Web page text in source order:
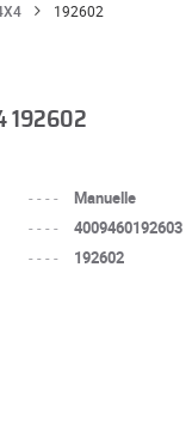
192602
192602
----
Manuelle
----
4009460192603
---- 192602